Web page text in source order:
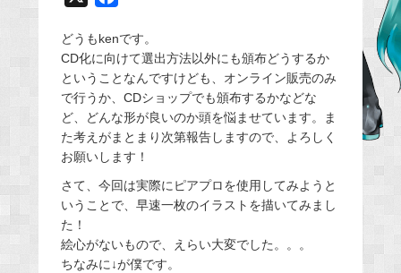
c
e
b
o
o
k
どうもkenです。
CD化に向けて選出方法以外にも頒布どうするか
ということなんですけども、オンライン販売のみ
で行うか、CDショップでも頒布するかなどな
ど、どんな形が良いのか頭を悩ませています。ま
た考えがまとまり次第報告しますので、よろしく
お願いします！
さて、今回は実際にピアプロを使用してみようと
いうことで、早速一枚のイラストを描いてみまし
た！
絵心がないもので、えらい大変でした。。。
ちなみに↓が僕です。